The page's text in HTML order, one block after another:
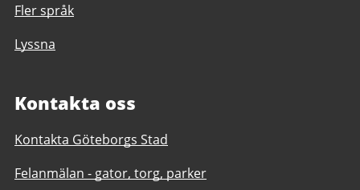
Fler språk
Lyssna
Kontakta oss
Kontakta Göteborgs Stad
Felanmälan - gator, torg, parker